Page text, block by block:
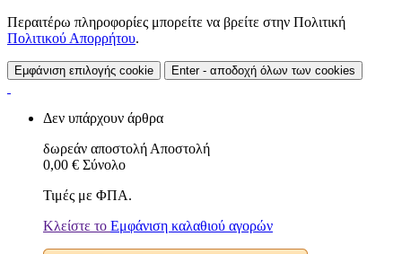
Περαιτέρω πληροφορίες μπορείτε να βρείτε στην Πολιτική
Πολιτικού Απορρήτου.
Εμφάνιση επιλογής cookie Enter - αποδοχή όλων των cookies
Δεν υπάρχουν άρθρα
δωρεάν αποστολή Αποστολή
0,00 € Σύνολο
Τιμές με ΦΠΑ.
Κλείστε το Εμφάνιση καλαθιού αγορών